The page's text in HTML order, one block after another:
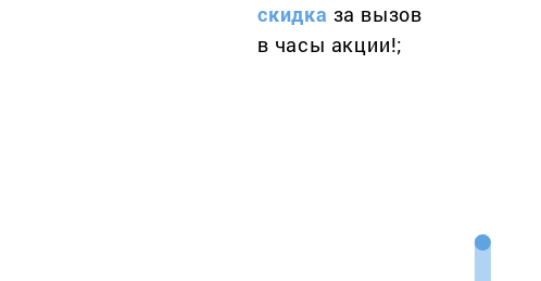
скидка за вызов
в часы акции!;